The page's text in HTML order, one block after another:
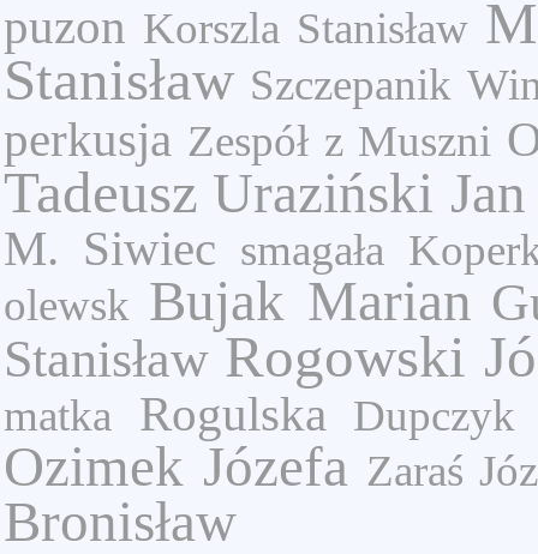
puzon Korszla Stanisław
Stanisław Szczepanik
perkusja Zespół z Muszni
Tadeusz Uraziński Jan
M. Siwiec smagała
olewsk Bujak Marian
Stanisław Rogowski
matka Rogulska Dupczyk
Ozimek Józefa Zaraś
Bronisław